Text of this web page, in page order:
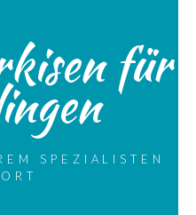
für
SPEZIALISTEN